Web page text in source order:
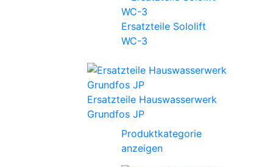
Ersatzteile Sololift
WC-3
Ersatzteile Hauswasserwerk
Grundfos JP
Produktkategorie
anzeigen